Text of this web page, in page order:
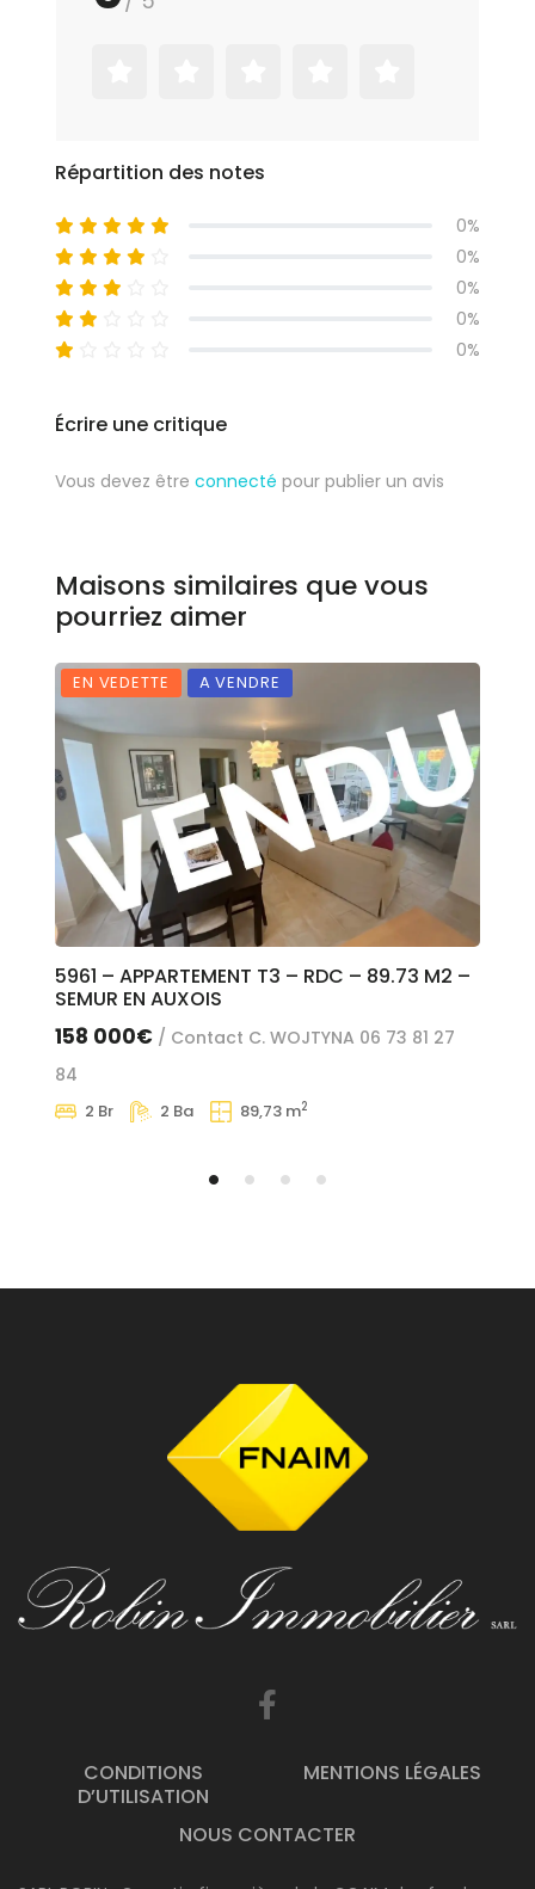
Répartition des notes
0%
0%
0%
0%
0%
Écrire une critique
Vous devez être connecté pour publier un avis
Maisons similaires que vous
pourriez aimer
EN VEDETTE A VENDRE
5961 – APPARTEMENT T3 – RDC – 89.73 M2 –
SEMUR EN AUXOIS
158 000€ / Contact C. WOJTYNA 06 73 81 27
84
2 Br 2 Ba 89,73 m2
CONDITIONS
D’UTILISATION
MENTIONS LÉGALES
NOUS CONTACTER